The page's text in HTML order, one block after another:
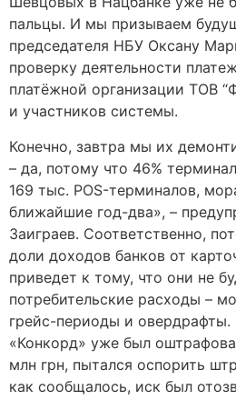
пальцы. И мы призываем
председателя НБУ Оксану
проверку деятельности
платёжной организации ТОВ
и участников системы.
Конечно, завтра мы их
– да, потому что 46%
169 тыс. POS-терминалов,
ближайшие год-два», –
Заиграев. Соответственно,
доли доходов банков от
приведет к тому, что они не
потребительские расходы –
грейс-периоды и овердрафты.
«Конкорд» уже был
млн грн, пытался оспорить
как сообщалось, иск был